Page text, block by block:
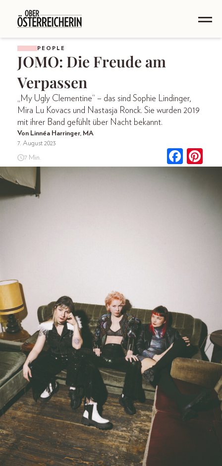
PEOPLE
JOMO: Die Freude am
Verpassen
„My Ugly Clementine“ – das sind Sophie Lindinger,
Mira Lu Kovacs und Nastasja Ronck. Sie wurden 2019
mit ihrer Band gefühlt über Nacht bekannt.
Von Linnéa Harringer, MA
7. August 2023
7 Min.